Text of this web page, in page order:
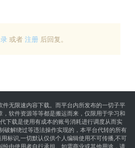
或者 注册 后回复。
无限速内容下载。而平台内所发布的一切子平
软件资源等等都是搬运而来，仅限用于学习和
下载是使用有成本的账号消耗进行调度从而实
破解绕过等违法操作实现的，本平台代转的所有
标识,一切默认仅供个人编辑使用不可传播,不可
纷由使用者自行承担。如需商业或其他用途，请